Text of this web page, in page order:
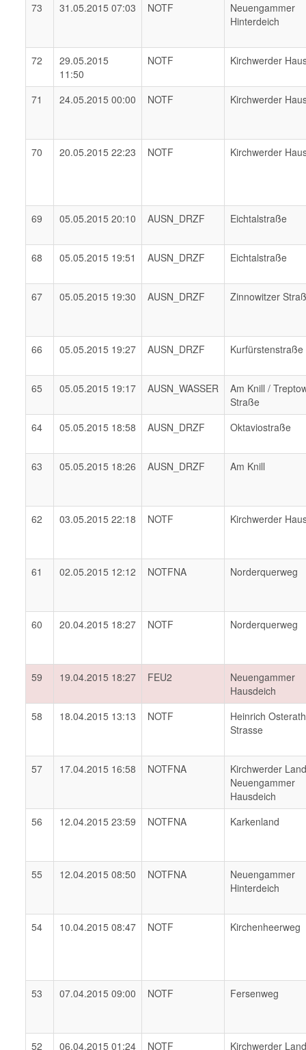
73
31.05.2015 07:03 NOTF
Neuengammer
Hinterdeich
72
29.05.2015
11:50
NOTF Kirchwerder
71 24.05.2015 00:00 NOTF Kirchwerder
70 20.05.2015 22:23 NOTF Kirchwerder
69 05.05.2015 20:10 AUSN_DRZF Eichtalstraße
68 05.05.2015 19:51 AUSN_DRZF Eichtalstraße
67 05.05.2015 19:30 AUSN_DRZF Zinnowitzer
66 05.05.2015 19:27 AUSN_DRZF Kurfürstenstraße
65 05.05.2015 19:17 AUSN_WASSER
Am Knill /
Straße
64
05.05.2015 18:58 AUSN_DRZF Oktaviostraße
63 05.05.2015 18:26 AUSN_DRZF Am Knill
62 03.05.2015 22:18 NOTF Kirchwerder
61 02.05.2015 12:12 NOTFNA Norderquerweg
60 20.04.2015 18:27 NOTF Norderquerweg
59 19.04.2015 18:27 FEU2
Neuengammer
Hausdeich
58
18.04.2015 13:13 NOTF
Heinrich Osterath
Strasse
57 17.04.2015 16:58 NOTFNA
Kirchwerder
Neuengammer
Hausdeich
56
12.04.2015 23:59 NOTFNA Karkenland
55 12.04.2015 08:50 NOTFNA
Neuengammer
Hinterdeich
54 10.04.2015 08:47 NOTF Kirchenheerweg
53 07.04.2015 09:00 NOTF Fersenweg
52 06.04.2015 01:24 NOTF Kirchwerder